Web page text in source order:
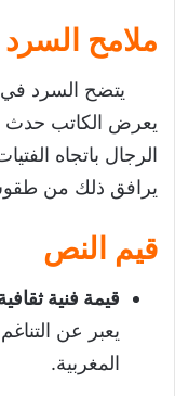
ملامح
يتضح السرد في
يعرض الكاتب
الرجال باتجاه
يرافق ذلك من
قيم النص
قيمة فنية
يعبر عن
المغربية.